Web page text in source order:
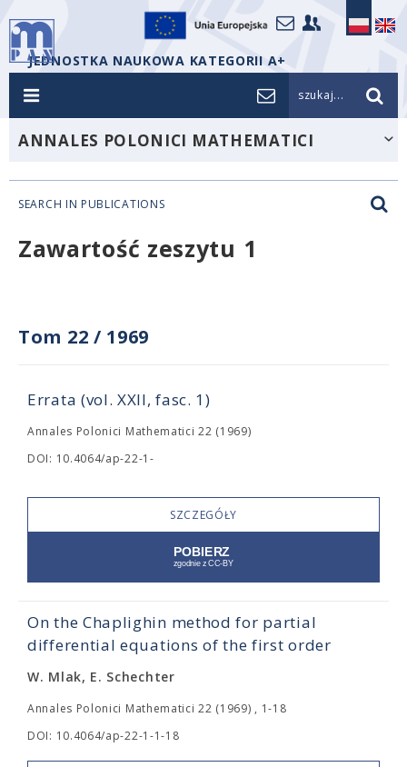
JEDNOSTKA NAUKOWA KATEGORII A+
szukaj...
ANNALES POLONICI MATHEMATICI
SEARCH IN PUBLICATIONS
Zawartość zeszytu 1
Tom 22 / 1969
Errata (vol. XXII, fasc. 1)
Annales Polonici Mathematici 22 (1969)
DOI: 10.4064/ap-22-1-
SZCZEGÓŁY
On the Chaplighin method for partial
differential equations of the first order
W. Mlak, E. Schechter
Annales Polonici Mathematici 22 (1969) , 1-18
DOI: 10.4064/ap-22-1-1-18